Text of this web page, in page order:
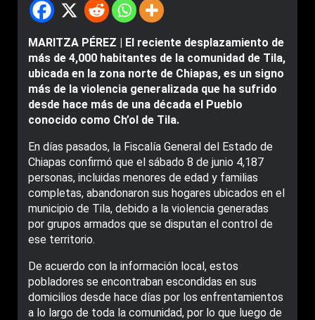
MARITZA PÉREZ | El reciente desplazamiento de
más de 4,000 habitantes de la comunidad de Tila,
ubicada en la zona norte de Chiapas, es un signo
más de la violencia generalizada que ha sufrido
desde hace más de una década el Pueblo
conocido como Ch’ol de Tila.
En días pasados, la Fiscalía General del Estado de
Chiapas confirmó que el sábado 8 de junio 4,187
personas, incluidas menores de edad y familias
completas, abandonaron sus hogares ubicados en el
municipio de Tila, debido a la violencia generadas
por grupos armados que se disputan el control de
ese territorio.
De acuerdo con la información local, estos
pobladores se encontraban escondidas en sus
domicilios desde hace días por los enfrentamientos
a lo largo de toda la comunidad, por lo que luego de